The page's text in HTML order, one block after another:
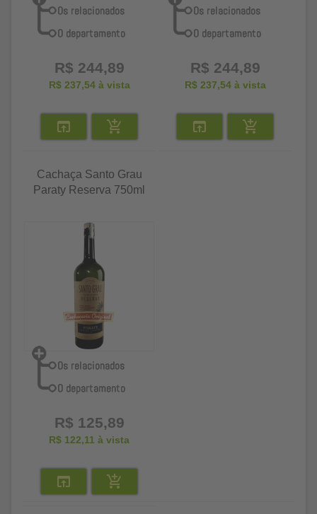
R$ 244,89
R$ 237,54à vista
R$ 244,89
R$ 237,54à vista
Cachaça Santo Grau
Paraty Reserva 750ml
R$ 125,89
R$ 122,11 à vista